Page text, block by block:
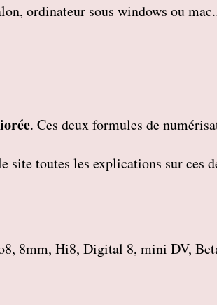
ordinateur sous windows ou
. Ces deux formules de
site toutes les explications sur ces
8mm, Hi8, Digital 8, mini DV,